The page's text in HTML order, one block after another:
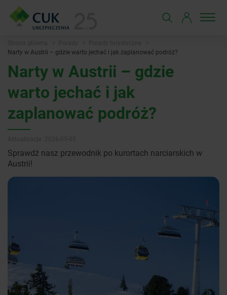
Narty w Austrii – gdzie warto jechać i jak zaplanować podróż?
Narty w Austrii – gdzie
warto jechać i jak
zaplanować podróż?
Sprawdź nasz przewodnik po kurortach narciarskich w
Austrii!